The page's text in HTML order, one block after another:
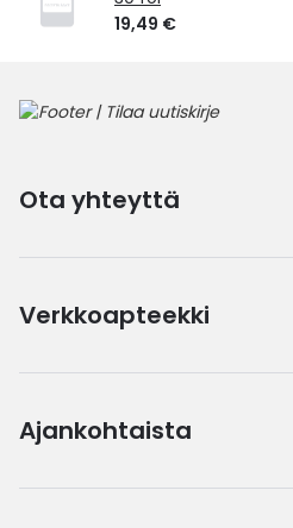
19,49 €
Ota yhteyttä
Verkkoapteekki
Ajankohtaista